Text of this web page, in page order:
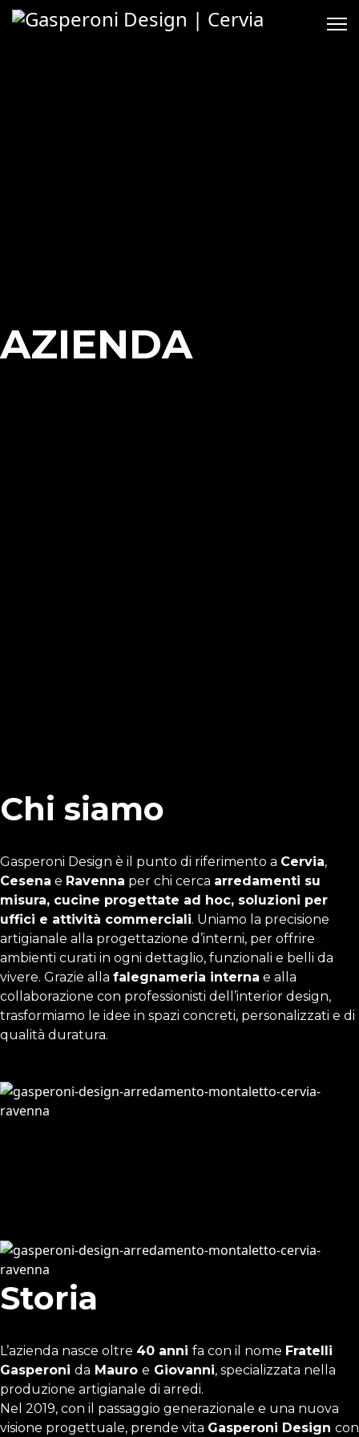
AZIENDA
Chi siamo
Gasperoni Design è il punto di riferimento a Cervia,
Cesena e Ravenna per chi cerca arredamenti su
misura, cucine progettate ad hoc, soluzioni per
uffici e attività commerciali. Uniamo la precisione
artigianale alla progettazione d’interni, per offrire
ambienti curati in ogni dettaglio, funzionali e belli da
vivere. Grazie alla falegnameria interna e alla
collaborazione con professionisti dell’interior design,
trasformiamo le idee in spazi concreti, personalizzati e di
qualità duratura.
Storia
L’azienda nasce oltre 40 anni fa con il nome Fratelli
Gasperoni da Mauro e Giovanni, specializzata nella
produzione artigianale di arredi.
Nel 2019, con il passaggio generazionale e una nuova
visione progettuale, prende vita Gasperoni Design con